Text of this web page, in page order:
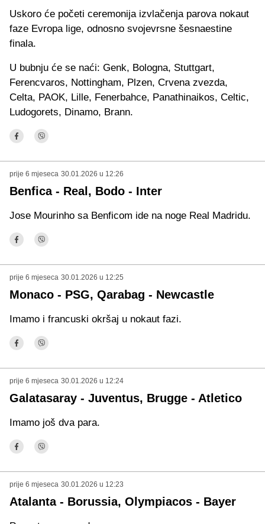
Uskoro će početi ceremonija izvlačenja parova nokaut
faze Evropa lige, odnosno svojevrsne šesnaestine
finala.
U bubnju će se naći: Genk, Bologna, Stuttgart,
Ferencvaros, Nottingham, Plzen, Crvena zvezda,
Celta, PAOK, Lille, Fenerbahce, Panathinaikos, Celtic,
Ludogorets, Dinamo, Brann.
prije 6 mjeseca 30.01.2026 u 12:26
Benfica - Real, Bodo - Inter
Jose Mourinho sa Benficom ide na noge Real Madridu.
prije 6 mjeseca 30.01.2026 u 12:25
Monaco - PSG, Qarabag - Newcastle
Imamo i francuski okršaj u nokaut fazi.
prije 6 mjeseca 30.01.2026 u 12:24
Galatasaray - Juventus, Brugge - Atletico
Imamo još dva para.
prije 6 mjeseca 30.01.2026 u 12:23
Atalanta - Borussia, Olympiacos - Bayer